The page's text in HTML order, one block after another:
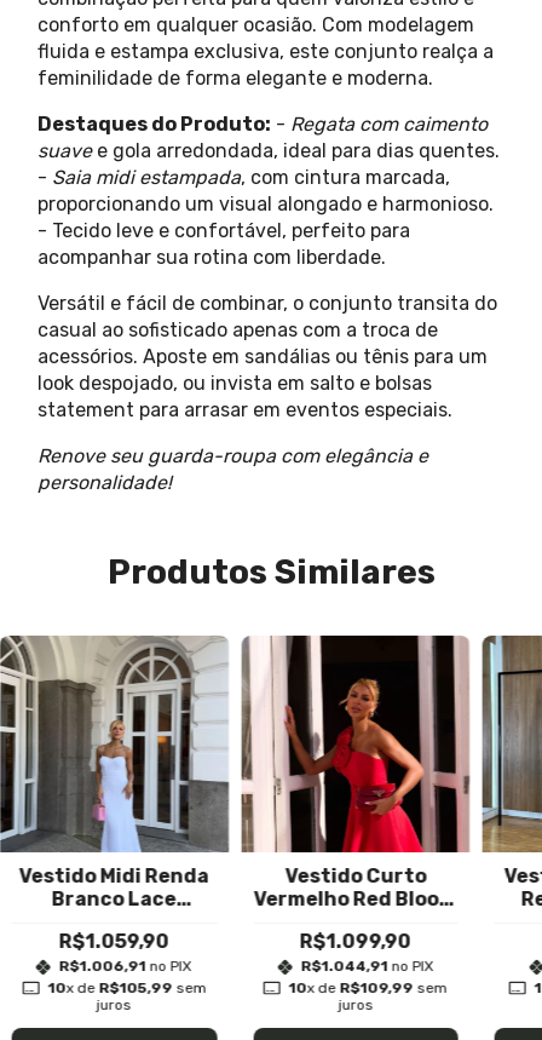
conforto em qualquer ocasião. Com modelagem
fluida e estampa exclusiva, este conjunto realça a
feminilidade de forma elegante e moderna.
Destaques do Produto: - Regata com caimento
suavee gola arredondada, ideal para dias quentes.
- Saia midi estampada, com cintura marcada,
proporcionando um visual alongado e harmonioso.
- Tecido leve e confortável, perfeito para
acompanhar sua rotina com liberdade.
Versátil e fácil de combinar, o conjunto transita do
casual ao sofisticado apenas com a troca de
acessórios. Aposte em sandálias ou tênis para um
look despojado, ou invista em salto e bolsas
statement para arrasar em eventos especiais.
Renove seu guarda-roupa com elegância e
personalidade!
Produtos Similares
Vestido Midi Renda
Branco Lace
R$1.059,90
R$1.006,91 no PIX
10x de R$105,99 sem
juros
Vestido Curto
Vermelho Red Bloom
R$1.099,90
R$1.044,91 no PIX
10x de R$109,99 sem
juros